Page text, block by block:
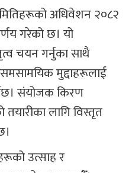
अधिवेशन २०८२
गरेको छ। यो
चयन गर्नुका साथै
मुद्दाहरूलाई
संयोजक किरण
लागि विस्तृत
उत्साह र